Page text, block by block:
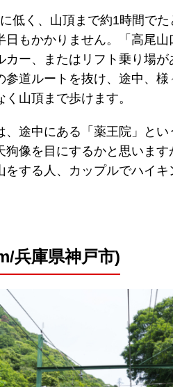
低く、山頂まで約1時間で
日もかかりません。「高尾
カー、またはリフト乗り場
参道ルートを抜け、途中、
山頂まで歩けます。
、途中にある「薬王院」と
狗像を目にするかと思いま
をする人、カップルでハイ
兵庫県神戸市)